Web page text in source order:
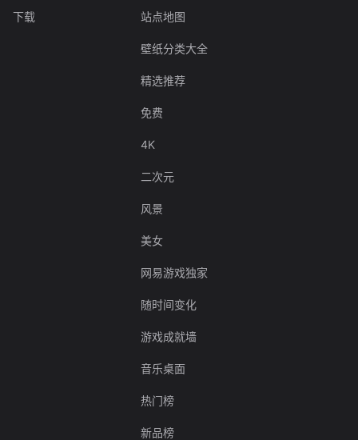
下载 站点地图
壁纸分类大全
精选推荐
免费
4K
二次元
风景
美女
网易游戏独家
随时间变化
游戏成就墙
音乐桌面
热门榜
新品榜